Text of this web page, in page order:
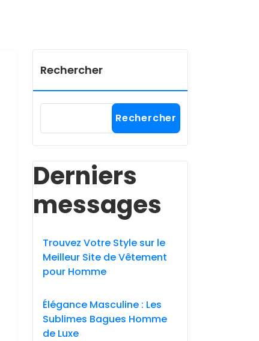
Rechercher
Rechercher
Derniers
messages
Trouvez Votre Style sur le
Meilleur Site de Vêtement
pour Homme
Élégance Masculine : Les
Sublimes Bagues Homme
de Luxe